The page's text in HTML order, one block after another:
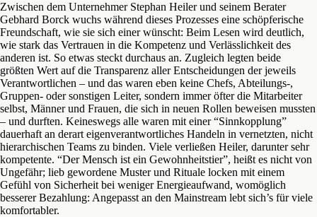
Zwischen dem Unternehmer Stephan Heiler und seinem Berater
Gebhard Borck wuchs während dieses Prozesses eine schöpferische
Freundschaft, wie sie sich einer wünscht: Beim Lesen wird deutlich,
wie stark das Vertrauen in die Kompetenz und Verlässlichkeit des
anderen ist. So etwas steckt durchaus an. Zugleich legten beide
größten Wert auf die Transparenz aller Entscheidungen der jeweils
Verantwortlichen – und das waren eben keine Chefs, Abteilungs-,
Gruppen- oder sonstigen Leiter, sondern immer öfter die Mitarbeiter
selbst, Männer und Frauen, die sich in neuen Rollen beweisen mussten
– und durften. Keineswegs alle waren mit einer “Sinnkopplung”
dauerhaft an derart eigenverantwortliches Handeln in vernetzten, nicht
hierarchischen Teams zu binden. Viele verließen Heiler, darunter sehr
kompetente. “Der Mensch ist ein Gewohnheitstier”, heißt es nicht von
Ungefähr; lieb gewordene Muster und Rituale locken mit einem
Gefühl von Sicherheit bei weniger Energieaufwand, womöglich
besserer Bezahlung: Angepasst an den Mainstream lebt sich’s für viele
komfortabler.